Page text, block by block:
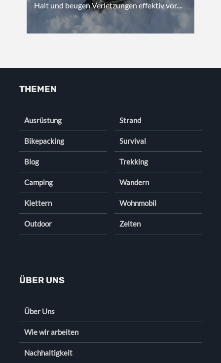
Halt und beugen Verletzungen effektiv vor....
THEMEN
Ausrüstung
Bikepacking
Blog
Camping
Klettern
Outdoor
Strand
Survival
Trekking
Wandern
Wohnmobil
Zelten
ÜBER UNS
Über Uns
Wie wir arbeiten
Nachhaltigkeit